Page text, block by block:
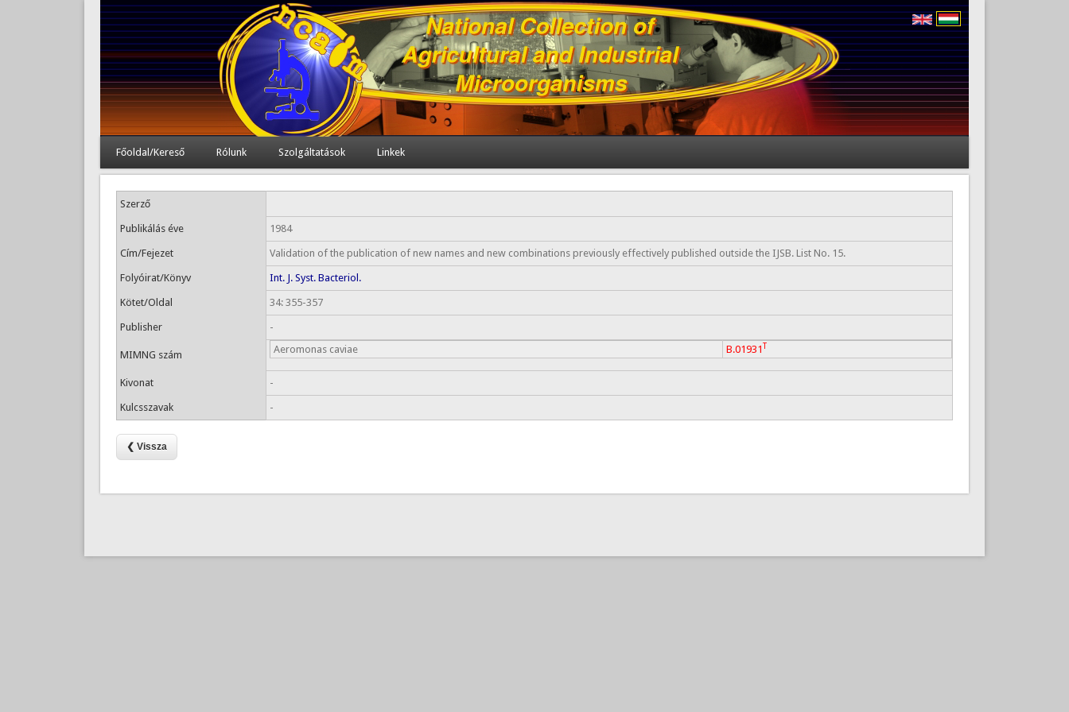
Főoldal/Kereső Rólunk Szolgáltatások Linkek
Szerző
Publikálás éve 1984
Cím/Fejezet Validation of the publication of new names and new combinations previously effectively published outside the IJSB. List No. 15.
Folyóirat/Könyv Int. J. Syst. Bacteriol.
Kötet/Oldal 34: 355-357
Publisher -
MIMNG szám Aeromonas caviae B.01931T
Kivonat -
Kulcsszavak -